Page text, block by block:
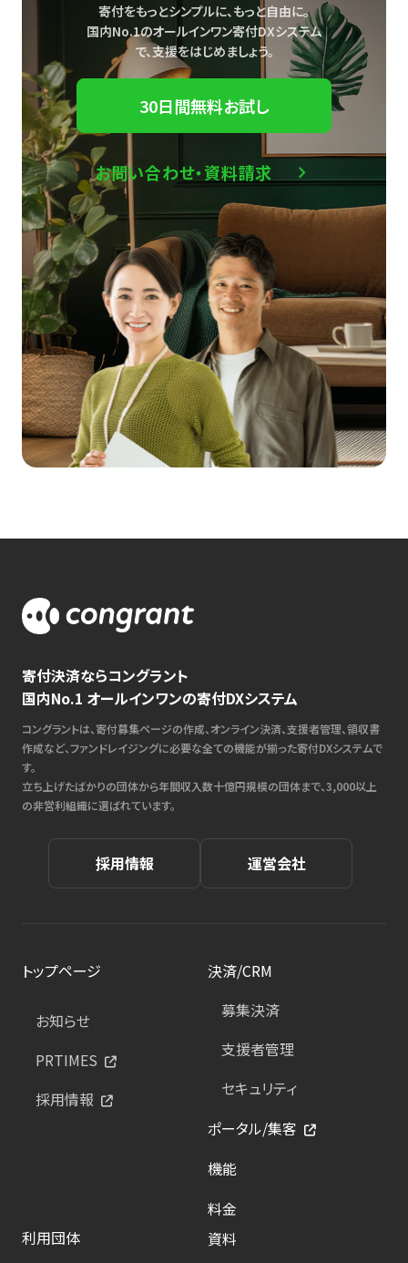
寄付をもっとシンプルに、もっと自由に。
国内No.1のオールインワン寄付DXシステム
で、支援をはじめましょう。
30日間無料お試し
お問い合わせ・資料請求
寄付決済ならコングラント
国内No.1 オールインワンの寄付DXシステム
コングラントは、寄付募集ページの作成、オンライン決済、支援者管理、領収書
作成など、ファンドレイジングに必要な全ての機能が揃った寄付DXシステムで
す。
立ち上げたばかりの団体から年間収入数十億円規模の団体まで、3,000以上
の非営利組織に選ばれています。
採用情報 運営会社
トップページ
お知らせ
PRTIMES
採用情報
決済/CRM
募集決済
支援者管理
セキュリティ
ポータル/集客
機能
料金
利用団体
資料